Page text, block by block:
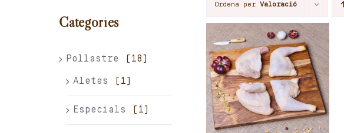
Categories
Pollastre (18)
Aletes (1)
Especials (1)
Ordena perValoració